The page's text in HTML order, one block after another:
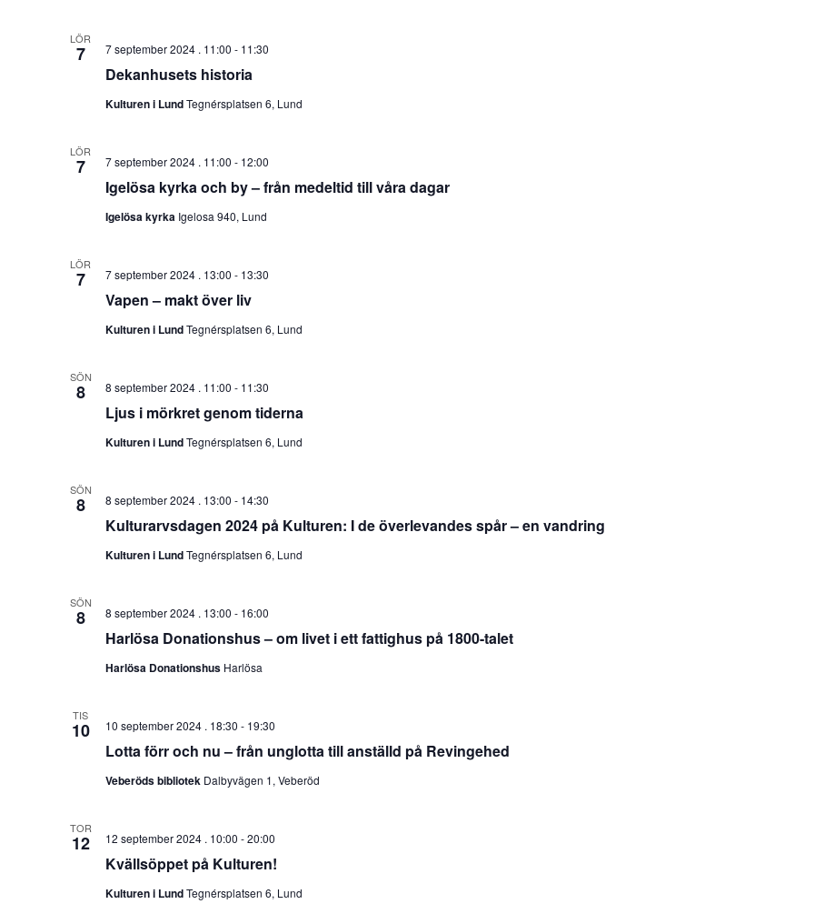
LÖR
7
Dekanhusets historia
7 september 2024 . 11:00 - 11:30
Kulturen i LundTegnérsplatsen 6, Lund
LÖR
7
Igelösa kyrka och by – från medeltid till våra dagar
7 september 2024 . 11:00 - 12:00
Igelösa kyrka Igelosa 940, Lund
LÖR
7
Vapen – makt över liv
7 september 2024 . 13:00 - 13:30
Kulturen i LundTegnérsplatsen 6, Lund
SÖN
8
Ljus i mörkret genom tiderna
8 september 2024 . 11:00 - 11:30
Kulturen i LundTegnérsplatsen 6, Lund
SÖN
8
Kulturarvsdagen 2024 på Kulturen: I de överlevandes spår – en vandring
8 september 2024 . 13:00 - 14:30
Kulturen i LundTegnérsplatsen 6, Lund
SÖN
8
Harlösa Donationshus – om livet i ett fattighus på 1800-talet
8 september 2024 . 13:00 - 16:00
Harlösa Donationshus Harlösa
TIS
10
Lotta förr och nu – från unglotta till anställd på Revingehed
10 september 2024 . 18:30 - 19:30
Veberöds bibliotek Dalbyvägen 1, Veberöd
TOR
12
Kvällsöppet på Kulturen!
12 september 2024 . 10:00 -20:00
Kulturen i LundTegnérsplatsen 6, Lund